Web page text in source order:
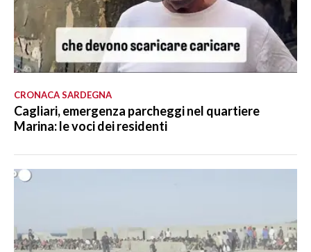
CRONACA SARDEGNA
Cagliari, emergenza parcheggi nel quartiere
Marina: le voci dei residenti